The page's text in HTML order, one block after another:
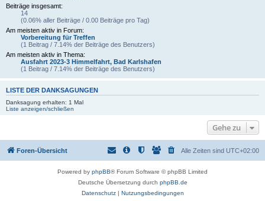
Beiträge insgesamt:
14
(0.06% aller Beiträge / 0.00 Beiträge pro Tag)
Am meisten aktiv in Forum:
Vorbereitung für Treffen
(1 Beitrag / 7.14% der Beiträge des Benutzers)
Am meisten aktiv in Thema:
Ausfahrt 2023-3 Himmelfahrt, Bad Karlshafen
(1 Beitrag / 7.14% der Beiträge des Benutzers)
LISTE DER DANKSAGUNGEN
Danksagung erhalten: 1 Mal
Liste anzeigen/schließen
Gehe zu
Foren-Übersicht Alle Zeiten sind UTC+02:00
Powered by phpBB® Forum Software © phpBB Limited
Deutsche Übersetzung durch phpBB.de
Datenschutz| Nutzungsbedingungen